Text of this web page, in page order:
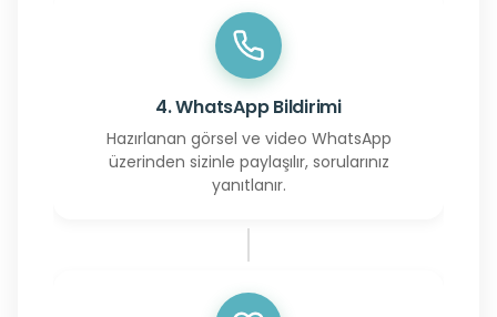
4. WhatsApp Bildirimi
Hazırlanan görsel ve video WhatsApp
üzerinden sizinle paylaşılır, sorularınız
yanıtlanır.